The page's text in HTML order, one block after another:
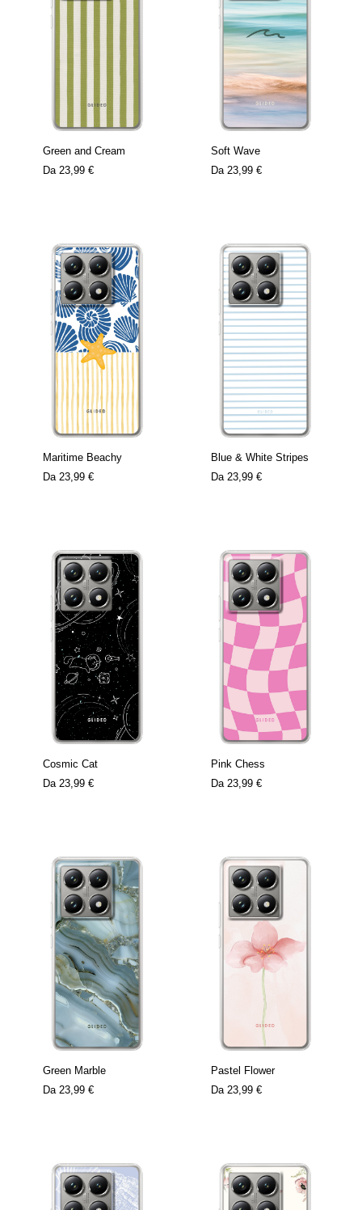
Green and Cream
Da 23,99 €
Soft Wave
Da 23,99 €
Maritime Beachy
Da 23,99 €
Blue & White Stripes
Da 23,99 €
Cosmic Cat
Da 23,99 €
Pink Chess
Da 23,99 €
Green Marble
Da 23,99 €
Pastel Flower
Da 23,99 €